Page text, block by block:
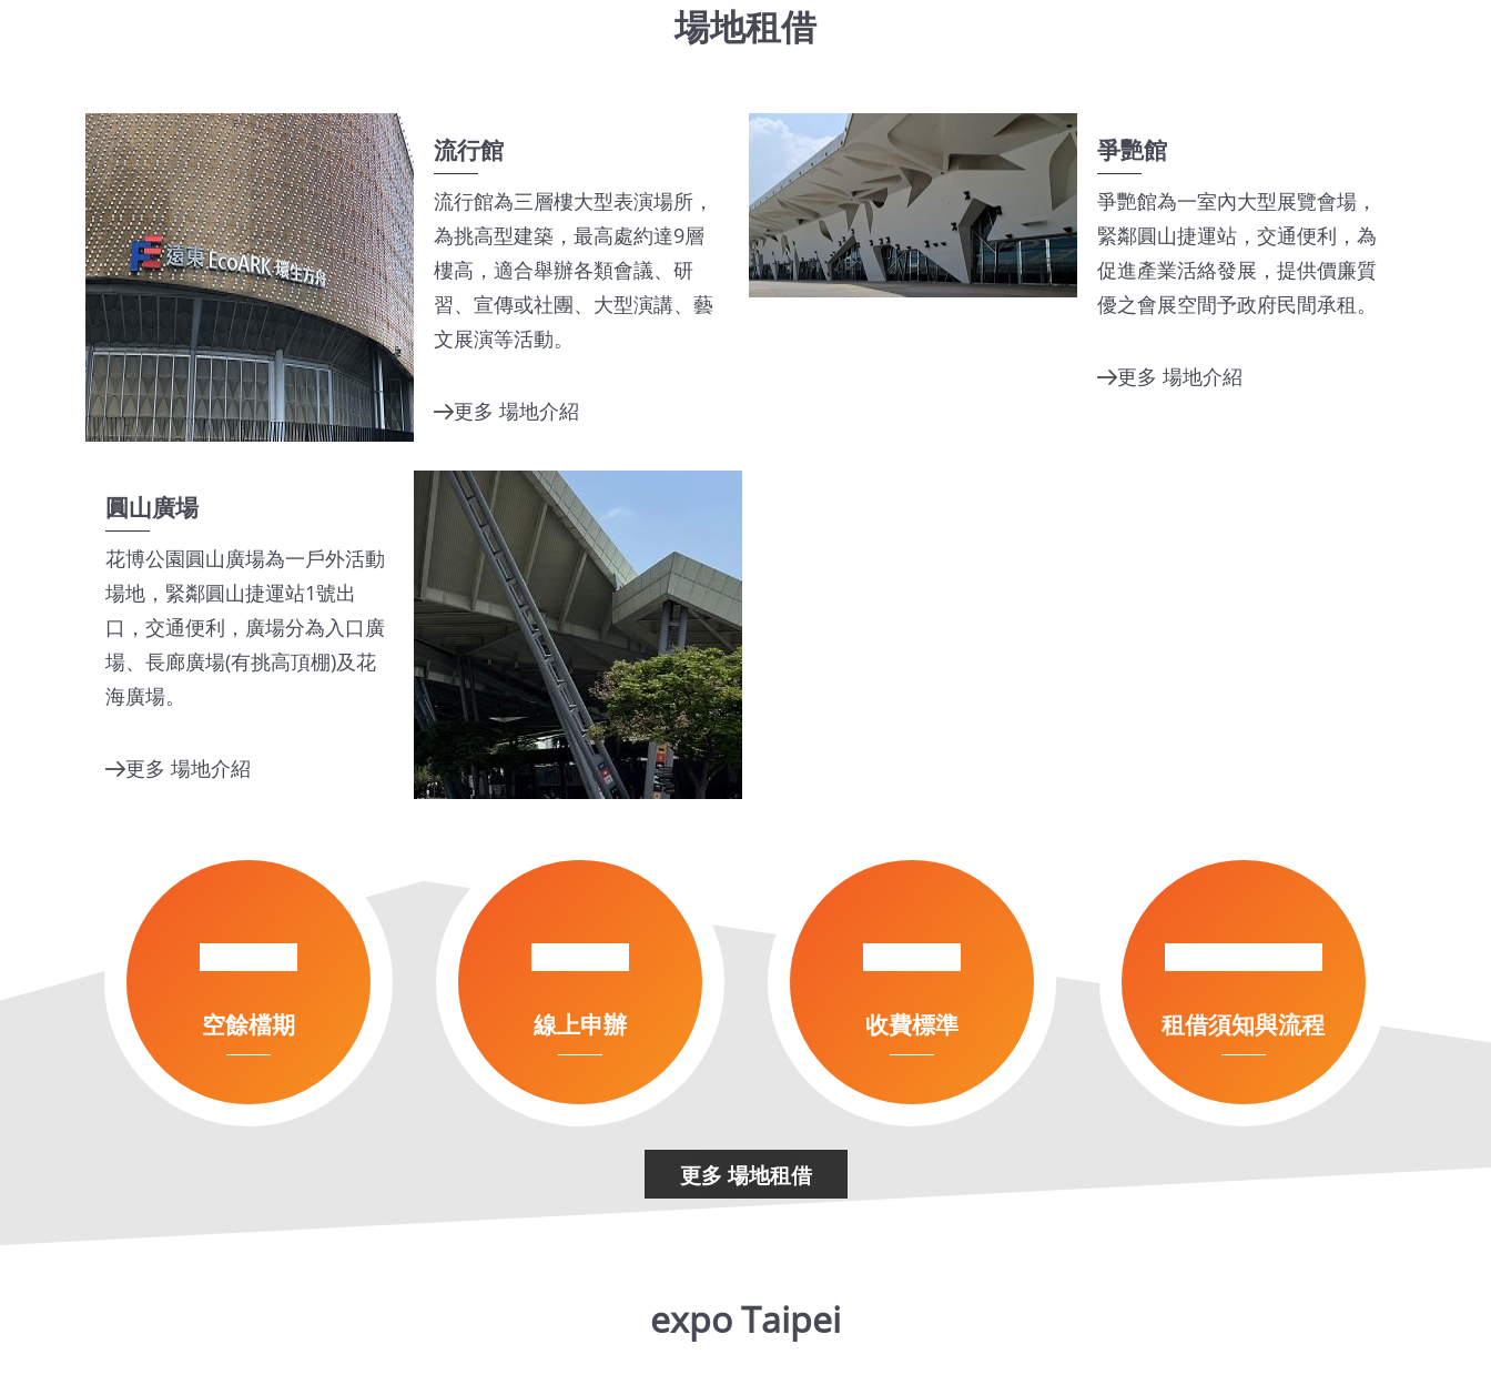
場地租借
流行館
流行館為三層樓大型表演場所，
為挑高型建築，最高處約達9層
樓高，適合舉辦各類會議、研
習、宣傳或社團、大型演講、藝
文展演等活動。
爭艷館
爭艷館為一室內大型展覽會場，
緊鄰圓山捷運站，交通便利，為
促進產業活絡發展，提供價廉質
優之會展空間予政府民間承租。
圓山廣場
花博公園圓山廣場為一戶外活動
場地，緊鄰圓山捷運站1號出
口，交通便利，廣場分為入口廣
場、長廊廣場(有挑高頂棚)及花
海廣場。
更多 場地租借
expo Taipei